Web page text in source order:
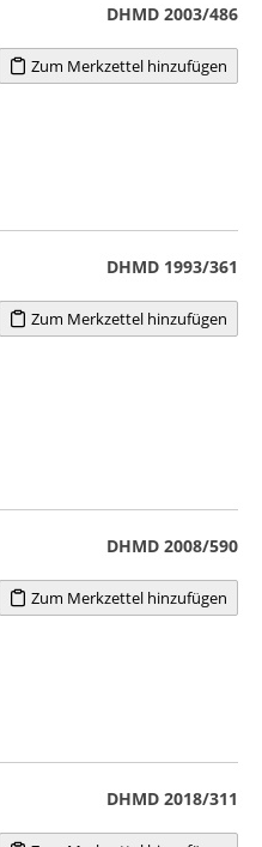
DHMD 2003/486
Zum Merkzettel hinzufügen
DHMD 1993/361
Zum Merkzettel hinzufügen
DHMD 2008/590
Zum Merkzettel hinzufügen
DHMD 2018/311